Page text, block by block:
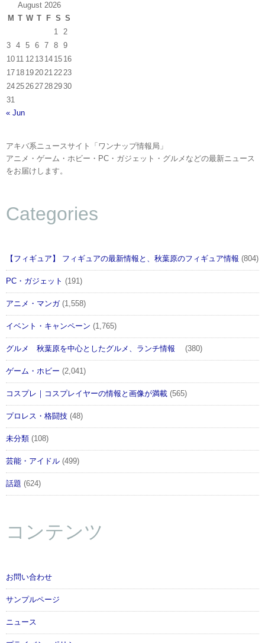
August 2026
M T W T F S S
1
2
3
4 5 6 7 8
9
10 11 12 13 14 15 16
17 18 19 20 21 22 23
24 25 26 27 28 2930
31
« Jun
アキバ系ニュースサイト「ワンナップ情報局」
アニメ・ゲーム・ホビー・PC・ガジェット・グルメなどの最新ニュース
をお届けします。
Categories
【フィギュア】 フィギュアの最新情報と、秋葉原のフィギュア情報 (804)
PC・ガジェット (191)
アニメ・マンガ(1,558)
イベント・キャンペーン (1,765)
グルメ 秋葉原を中心としたグルメ、ランチ情報 (380)
ゲーム・ホビー (2,041)
コスプレ｜コスプレイヤーの情報と画像が満載 (565)
プロレス・格闘技 (48)
未分類 (108)
芸能・アイドル (499)
話題 (624)
コンテンツ
お問い合わせ
サンプルページ
ニュース